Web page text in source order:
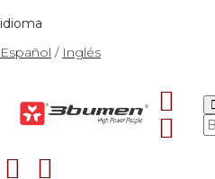
idioma
Español / Inglés
READER 1PRO